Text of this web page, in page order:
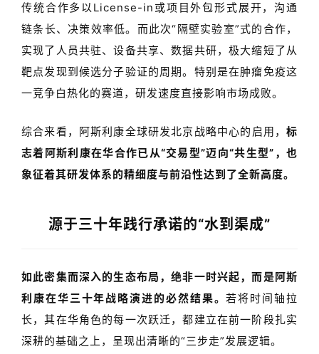
传统合作多以 License-in 或项目外包形式展开，沟通
链条长、决策效率低。而此次“隔壁实验室”式的合作，
实现了人员共驻、设备共享、数据共研，极大缩短了从
靶点发现到候选分子验证的周期。特别是在肿瘤免疫这
一竞争白热化的赛道，研发速度直接影响市场成败。
综合来看， 阿斯利康全球研发北京战略中心的 启用，标
志着阿斯利康在华合作已从“交易型”迈向“共生型” ，也
象征着其研发体系的精细度与前沿性达到了全新高度。
源于三十年践行承诺的“水到渠成”
如此密集而深入的生态布局，绝非一时兴起，而是阿斯
利康在华三十年战略演进的必然结果。若将时间轴拉
长，其在华角色的每一次跃迁，都建立在前一阶段扎实
深耕的基础之上，呈现出清晰的“三步走”发展逻辑。